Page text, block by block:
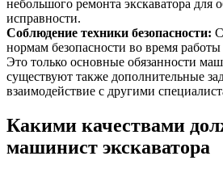
небольшого ремонта экскаватора для
исправности.
Соблюдение техники безопасности:
нормам безопасности во время работы
Это только основные обязанности
существуют также дополнительные
взаимодействие с другими
Какими качествами
машинист экскаватора